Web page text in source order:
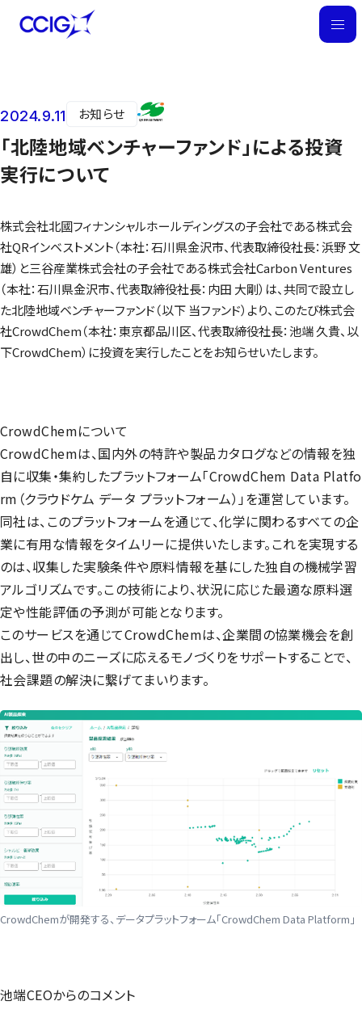
M
ニュース
2024.9.11 お知らせ
「北陸地域ベンチャーファンド」による投資
実行について
株式会社北國フィナンシャルホールディングスの子会社である株式会
社QRインベストメント（本社：石川県金沢市、代表取締役社長：浜野 文
雄）と三谷産業株式会社の子会社である株式会社Carbon Ventures
（本社：石川県金沢市、代表取締役社長：内田 大剛）は、共同で設立し
た北陸地域ベンチャーファンド（以下 当ファンド）より、このたび株式会
社CrowdChem（本社：東京都品川区、代表取締役社長：池端 久貴、以
下CrowdChem）に投資を実行したことをお知らせいたします。
CrowdChemについて
CrowdChemは、国内外の特許や製品カタログなどの情報を独
自に収集・集約したプラットフォーム「CrowdChem Data Platfo
rm（クラウドケム データ プラットフォーム）」を運営しています。
同社は、このプラットフォームを通じて、化学に関わるすべての企
業に有用な情報をタイムリーに提供いたします。これを実現する
のは、収集した実験条件や原料情報を基にした独自の機械学習
アルゴリズムです。この技術により、状況に応じた最適な原料選
定や性能評価の予測が可能となります。
このサービスを通じてCrowdChemは、企業間の協業機会を創
出し、世の中のニーズに応えるモノづくりをサポートすることで、
社会課題の解決に繋げてまいります。
CrowdChemが開発する、データプラットフォーム「CrowdChem Data Platform」
池端CEOからのコメント